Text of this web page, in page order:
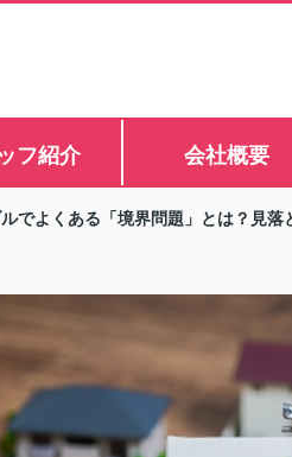
フ紹介 会社概要
でよくある「境界問題」とは？見落